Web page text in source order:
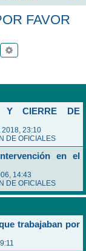
FAVOR
Buscar
Y CIERRE DE
2018, 23:10
DE OFICIALES
en el
14:43
DE OFICIALES
trabajaban por